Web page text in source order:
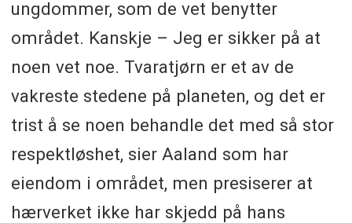
ungdommer, som de vet benytter
området. Kanskje – Jeg er sikker på at
noen vet noe. Tvaratjørn er et av de
vakreste stedene på planeten, og det er
trist å se noen behandle det med så stor
respektløshet, sier Aaland som har
eiendom i området, men presiserer at
hærverket ikke har skjedd på hans